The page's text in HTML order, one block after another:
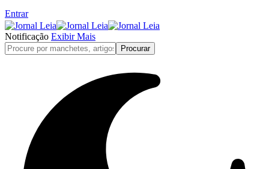
Entrar
Notificação Exibir Mais